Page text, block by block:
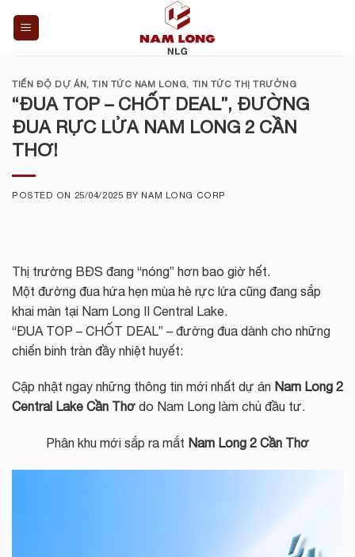
TIẾN ĐỘ DỰ ÁN,TIN TỨC NAM LONG, TIN TỨC THỊ TRƯỜNG
“ĐUA TOP – CHỐT DEAL”, ĐƯỜNG
ĐUA RỰC LỬA NAM LONG 2 CẦN
THƠ!
POSTED ON 25/04/2025 BY NAM LONG CORP
Thị trường BĐS đang “nóng” hơn bao giờ hết.
Một đường đua hứa hẹn mùa hè rực lửa cũng đang sắp
khai màn tại Nam Long II Central Lake.
“ĐUA TOP – CHỐT DEAL” – đường đua dành cho những
chiến binh tràn đầy nhiệt huyết:
Cập nhật ngay những thông tin mới nhất dự án Nam Long 2
Central Lake Cần Thơ do Nam Long làm chủ đầu tư.
Phân khu mới sắp ra mắt Nam Long 2 Cần Thơ